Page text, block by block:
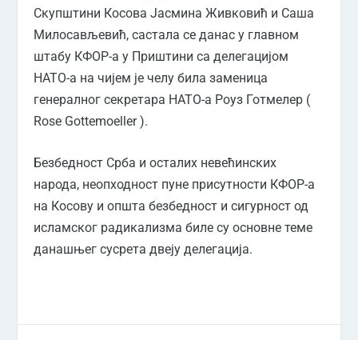
Скупштини Косова Јасмина Живковић и Саша
Милосављевић, састала се данас у главном
штабу КФОР-а у Приштини са делегацијом
НАТО-а на чијем је челу била заменица
генералног секретара НАТО-а Роуз Готмелер (
Rose Gottemoeller ).
Безбедност Срба и осталих невећинских
народа, неопходност пуне присутности КФОР-а
на Косову и општа безбедност и сигурност од
исламског радикализма биле су основне теме
данашњег сусрета двеју делегација.